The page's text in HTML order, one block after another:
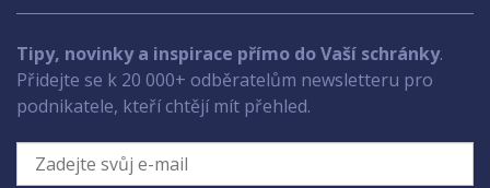
Tipy, novinky a inspirace přímo do Vaší schránky.
Přidejte se k 20 000+ odběratelům newsletteru pro
podnikatele, kteří chtějí mít přehled.